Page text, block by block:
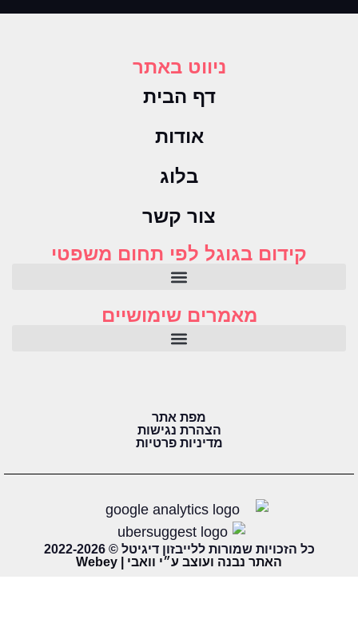
ניווט באתר
דף הבית
אודות
בלוג
צור קשר
קידום בגוגל לפי תחום משפטי
מאמרים שימושיים
מפת אתר
הצהרת נגישות
מדיניות פרטיות
כל הזכויות שמורות ללייבזון דיגיטל © 2022-2026
האתר נבנה ועוצב ע״י וואבי | Webey